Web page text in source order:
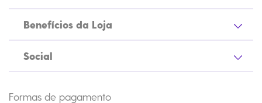
Benefícios da Loja
Social
Formas de pagamento